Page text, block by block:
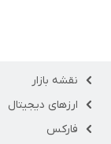
نقشه بازار
ارزهای دیجیتال
فارکس